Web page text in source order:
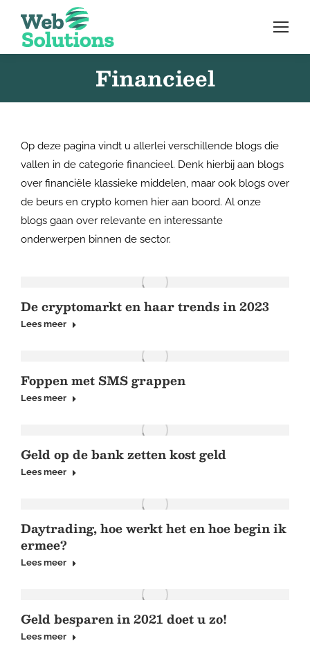
Financieel
Op deze pagina vindt u allerlei verschillende blogs die
vallen in de categorie financieel. Denk hierbij aan blogs
over financiële klassieke middelen, maar ook blogs over
de beurs en crypto komen hier aan boord. Al onze
blogs gaan over relevante en interessante
onderwerpen binnen de sector.
De cryptomarkt en haar trends in 2023
Lees meer
Foppen met SMS grappen
Lees meer
Geld op de bank zetten kost geld
Lees meer
Daytrading, hoe werkt het en hoe begin ik
ermee?
Lees meer
Geld besparen in 2021 doet u zo!
Lees meer